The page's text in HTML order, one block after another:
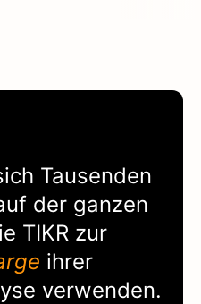
Tausenden
der ganzen
TIKRzur
ihrer
verwenden.